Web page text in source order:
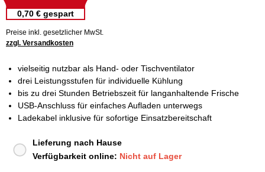
0,70 € gespart
Preise inkl. gesetzlicher MwSt.
zzgl. Versandkosten
vielseitig nutzbar als Hand- oder Tischventilator
drei Leistungsstufen für individuelle Kühlung
bis zu drei Stunden Betriebszeit für langanhaltende Frische
USB-Anschluss für einfaches Aufladen unterwegs
Ladekabel inklusive für sofortige Einsatzbereitschaft
Lieferung nach Hause
Verfügbarkeit online: Nicht auf Lager